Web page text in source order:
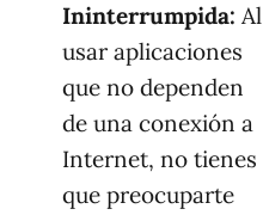
Ininterrumpida: Al
usar aplicaciones
que no dependen
de una conexión a
Internet, no tienes
que preocuparte